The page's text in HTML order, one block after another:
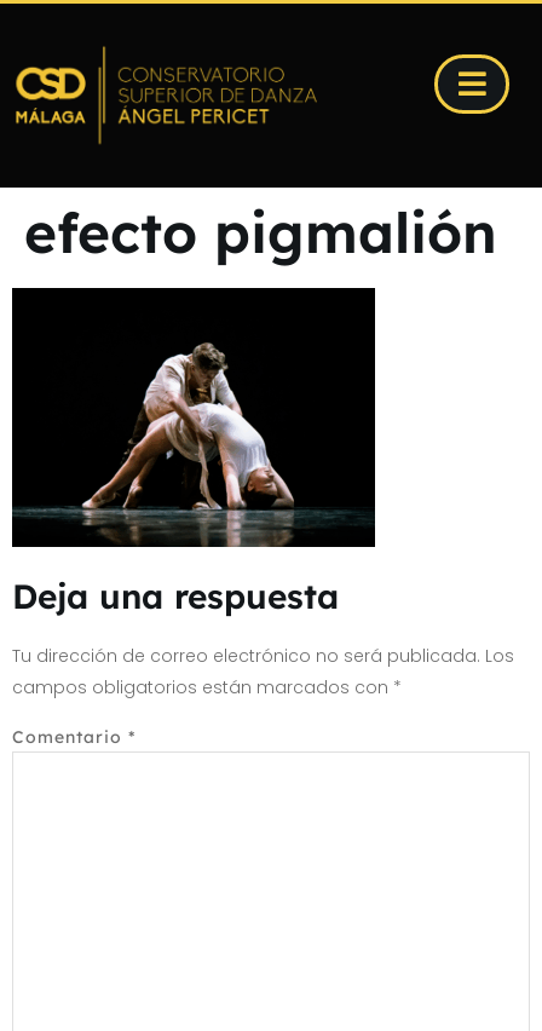
efecto pigmalión
Deja una respuesta
Tu dirección de correo electrónico no será publicada. Los
campos obligatorios están marcados con *
Comentario *